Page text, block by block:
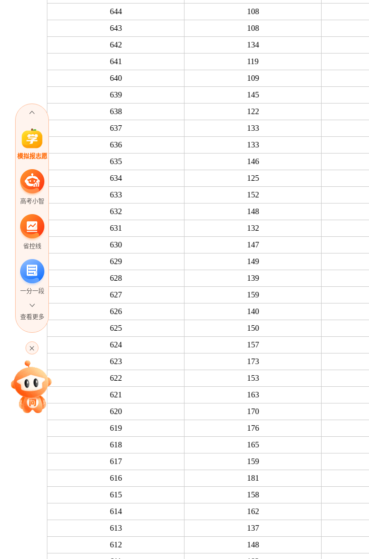
模拟报志愿
高考小智
省控线
一分一段
专家指导课
查看更多
644
108
643
108
642
134
641
119
640
109
639
145
638
122
637
133
636
133
635
146
634
125
633
152
632
148
631
132
630
147
629
149
628
139
627
159
626
140
625
150
624
157
623
173
622
153
621
163
620
170
619
176
618
165
617
159
616
181
615
158
614
162
613
137
612
148